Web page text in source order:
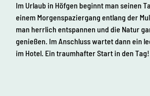
Im Urlaub in Höfgen beginnt man seinen
einem Morgenspaziergang entlang der
man herrlich entspannen und die Natur
genießen. Im Anschluss wartet dann ein
im Hotel. Ein traumhafter Start in den Tag!